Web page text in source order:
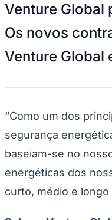
Hub de Negócios
Guia Comercial
Selo Verificado
Portal Educacional
Agenda de
Panorama Econômico
Para Sua Empresa
Anuncie no Portal
Verificar Empresa
Publicidade Legal
Venture Global
Os novos
Venture Global
“Como um dos
segurança
baseiam-se no
energéticas dos
curto, médio e longo